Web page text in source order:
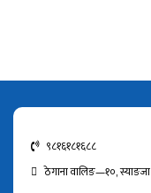
९८१६१८१६८८
ठेगाना वालिङ—१०, स्याङजा